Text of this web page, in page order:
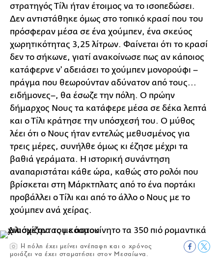
στρατηγός Τίλι ήταν έτοιμος να το ισοπεδώσει.
Δεν αντιστάθηκε όμως στο τοπικό κρασί που του
πρόσφεραν μέσα σε ένα χούμπεν, ένα σκεύος
χωρητικότητας 3,25 λίτρων. Φαίνεται ότι το κρασί
δεν το σήκωνε, γιατί ανακοίνωσε πως αν κάποιος
κατάφερνε ν' αδειάσει το χούμπεν μονορούφι –
πράγμα που θεωρούνταν αδύνατον από τους...
ειδήμονες–, θα έσωζε την πόλη. Ο πρώην
δήμαρχος Νους τα κατάφερε μέσα σε δέκα λεπτά
και ο Τίλι κράτησε την υπόσχεσή του. Ο μύθος
λέει ότι ο Νους ήταν εντελώς μεθυσμένος για
τρεις μέρες, συνήλθε όμως κι έζησε μέχρι τα
βαθιά γεράματα. Η ιστορική συνάντηση
αναπαριστάται κάθε ώρα, καθώς στο ρολόι που
βρίσκεται στη Μάρκτπλατς από το ένα πορτάκι
προβάλλει ο Τίλι και από το άλλο ο Νους με το
χούμπεν ανά χείρας.
Η πόλη έχει μείνει ανέπαφη και ο χρόνος
μοιάζει να έχει σταματήσει στον Μεσαίωνα.